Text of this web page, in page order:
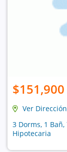
$151,900
Ver Dirección
3 Dorms, 1
Hipotecaria